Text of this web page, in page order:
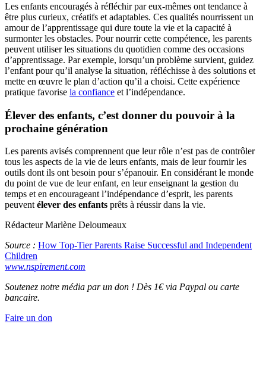
Les enfants encouragés à réfléchir par eux-mêmes ont tendance à
être plus curieux, créatifs et adaptables. Ces qualités nourrissent un
amour de l’apprentissage qui dure toute la vie et la capacité à
surmonter les obstacles. Pour nourrir cette compétence, les parents
peuvent utiliser les situations du quotidien comme des occasions
d’apprentissage. Par exemple, lorsqu’un problème survient, guidez
l’enfant pour qu’il analyse la situation, réfléchisse à des solutions et
mette en œuvre le plan d’action qu’il a choisi. Cette expérience
pratique favorise la confiance et l’indépendance.
Élever des enfants, c’est donner du pouvoir à la
prochaine génération
Les parents avisés comprennent que leur rôle n’est pas de contrôler
tous les aspects de la vie de leurs enfants, mais de leur fournir les
outils dont ils ont besoin pour s’épanouir. En considérant le monde
du point de vue de leur enfant, en leur enseignant la gestion du
temps et en encourageant l’indépendance d’esprit, les parents
peuvent élever des enfants prêts à réussir dans la vie.
Rédacteur Marlène Deloumeaux
Source : How Top-Tier Parents Raise Successful and Independent
Children
www.nspirement.com
Soutenez notre média par un don ! Dès 1€ via Paypal ou carte
bancaire.
Faire un don